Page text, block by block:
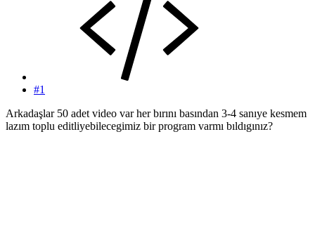
#1
Arkadaşlar 50 adet video var her bırını basından 3-4 sanıye kesmem
lazım toplu editliyebilecegimiz bir program varmı bıldıgınız?